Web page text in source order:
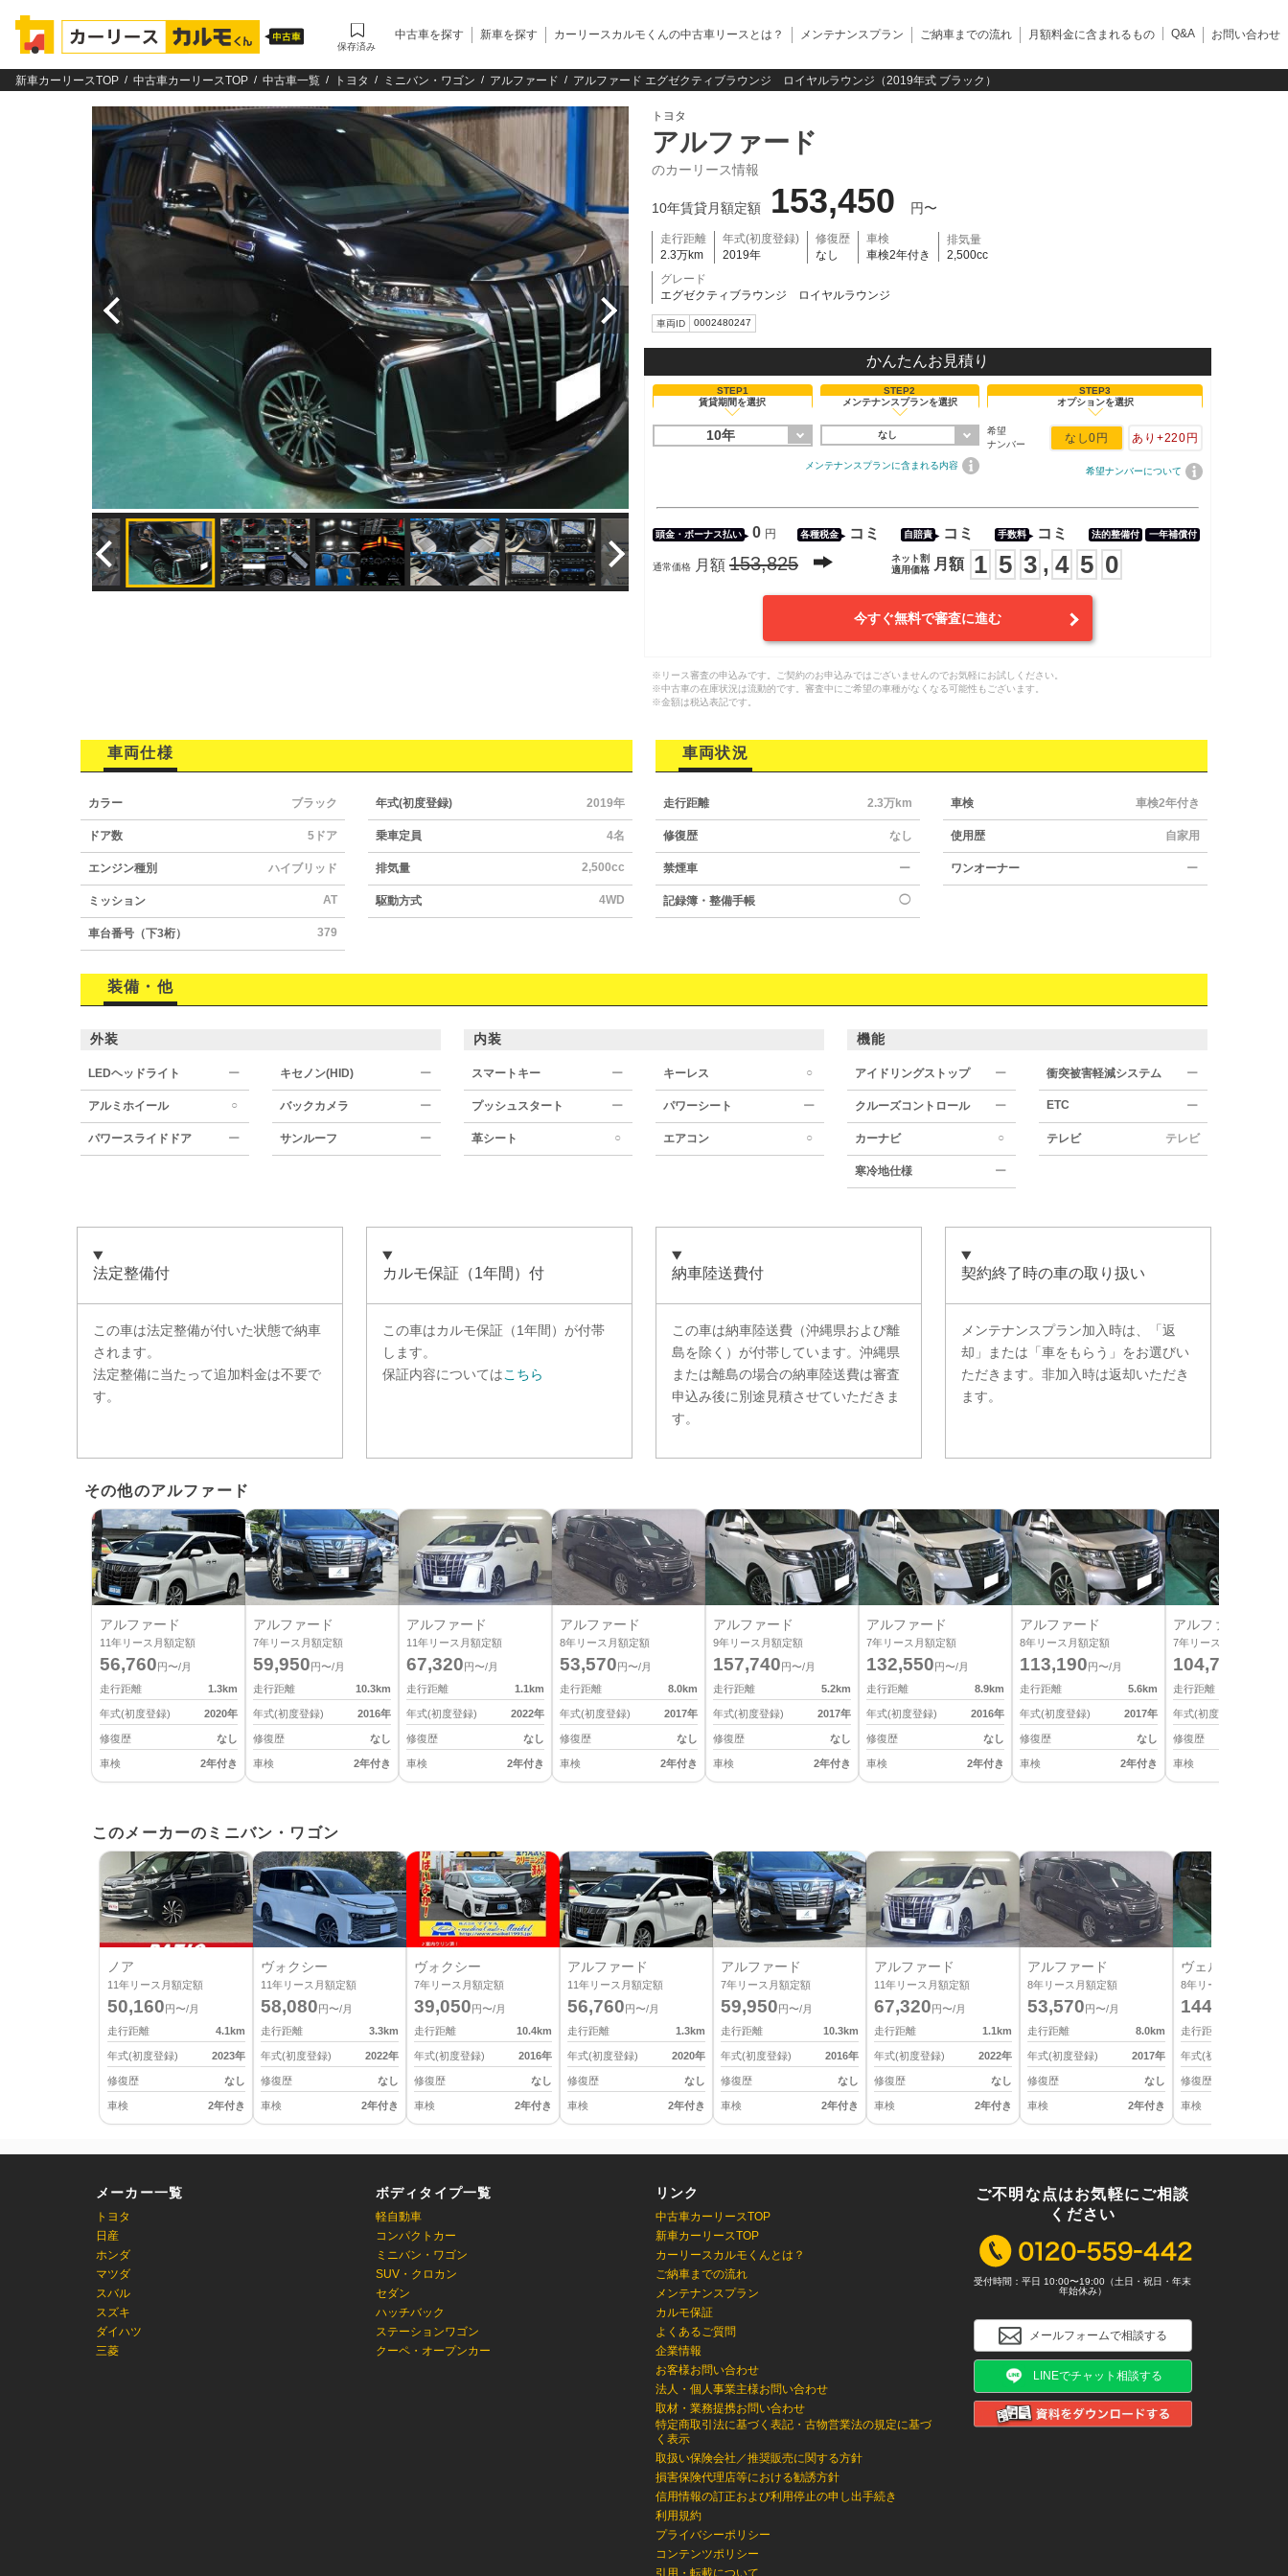
保存済み
中古車を探す 新車を探す カーリースカルモくんの中古車リースとは？ メンテナンスプラン ご納車までの流れ 月額料金に含まれるもの Q&A お問い合わせ
新車カーリースTOP 中古車カーリースTOP 中古車一覧 トヨタ ミニバン・ワゴン アルファード アルファード エグゼクティブラウンジ ロイヤルラウンジ（2019年式 ブラック）
トヨタ
アルファード
のカーリース情報
10年賃貸月額定額 153,450 円〜
走行距離
2.3万km
年式(初度登録)
2019年
修復歴
なし
車検
車検2年付き
排気量
2,500cc
グレード
エグゼクティブラウンジ ロイヤルラウンジ
車両ID 0002480247
かんたんお見積り
STEP1
賃貸期間を選択
10年
STEP2
メンテナンスプランを選択
なし
メンテナンスプランに含まれる内容
STEP3
オプションを選択
希望
ナンバー
なし0円 あり +220円
希望ナンバーについて
頭金・ボーナス払い 0 円 各種税金 コミ 自賠責 コミ 手数料 コミ 法的整備付 一年補償付
通常価格 月額 153,825
ネット割
適用価格
月額 1 5 3 , 4 5 0
今すぐ無料で審査に進む
※リース審査の申込みです。ご契約のお申込みではございませんのでお気軽にお試しください。
※中古車の在庫状況は流動的です。審査中にご希望の車種がなくなる可能性もございます。
※金額は税込表記です。
車両仕様
カラー ブラック 年式(初度登録) 2019年
ドア数 5ドア 乗車定員 4名
エンジン種別 ハイブリッド 排気量 2,500cc
ミッション AT 駆動方式 4WD
車台番号（下3桁） 379
車両状況
走行距離 2.3万km 車検 車検2年付き
修復歴 なし 使用歴 自家用
禁煙車 ー ワンオーナー ー
記録簿・整備手帳 ◯
装備・他
外装
LEDヘッドライト ー キセノン(HID) ー
アルミホイール ○ バックカメラ ー
パワースライドドア ー サンルーフ ー
内装
スマートキー ー キーレス ○
プッシュスタート ー パワーシート ー
革シート ○ エアコン ○
機能
アイドリングストップ ー 衝突被害軽減システム ー
クルーズコントロール ー ETC ー
カーナビ ○ テレビ テレビ
寒冷地仕様 ー
法定整備付
この車は法定整備が付いた状態で納車
されます。
法定整備に当たって追加料金は不要で
す。
カルモ保証（1年間）付
この車はカルモ保証（1年間） が付帯
します。
保証内容についてはこちら
納車陸送費付
この車は納車陸送費（沖縄県および離
島を除く）が付帯しています。沖縄県
または離島の場合の納車陸送費は審査
申込み後に別途見積させていただきま
す。
契約終了時の車の取り扱い
メンテナンスプラン加入時は、「返
却」または「車をもらう」をお選びい
ただきます。非加入時は返却いただき
ます。
その他のアルファード
アルファード
11年リース月額定額
56,760 円〜/月
走行距離
1.3km
年式(初度登録) 2020年
修復歴 なし
車検 2年付き
アルファード
7年リース月額定額
59,950 円〜/月
走行距離
10.3km
年式(初度登録) 2016年
修復歴 なし
車検 2年付き
アルファード
11年リース月額定額
67,320 円〜/月
走行距離
1.1km
年式(初度登録) 2022年
修復歴 なし
車検 2年付き
アルファード
8年リース月額定額
53,570 円〜/月
走行距離
8.0km
年式(初度登録) 2017年
修復歴 なし
車検 2年付き
アルファード
9年リース月額定額
157,740 円〜/月
走行距離
5.2km
年式(初度登録) 2017年
修復歴 なし
車検 2年付き
アルファード
7年リース月額定額
132,550 円〜/月
走行距離
8.9km
年式(初度登録) 2016年
修復歴 なし
車検 2年付き
アルファード
8年リース月額定額
113,190 円〜/月
走行距離
5.6km
年式(初度登録) 2017年
修復歴 なし
車検 2年付き
アルファード
7年リース月額定額
104,720
走行距離
年式(初度登録)
修復歴
車検
このメーカーのミニバン・ワゴン
ノア
11年リース月額定額
50,160 円〜/月
走行距離
4.1km
年式(初度登録) 2023年
修復歴 なし
車検 2年付き
ヴォクシー
11年リース月額定額
58,080 円〜/月
走行距離
3.3km
年式(初度登録) 2022年
修復歴 なし
車検 2年付き
ヴォクシー
7年リース月額定額
39,050 円〜/月
走行距離
10.4km
年式(初度登録) 2016年
修復歴 なし
車検 2年付き
アルファード
11年リース月額定額
56,760 円〜/月
走行距離
1.3km
年式(初度登録) 2020年
修復歴 なし
車検 2年付き
アルファード
7年リース月額定額
59,950 円〜/月
走行距離
10.3km
年式(初度登録) 2016年
修復歴 なし
車検 2年付き
アルファード
11年リース月額定額
67,320 円〜/月
走行距離
1.1km
年式(初度登録) 2022年
修復歴 なし
車検 2年付き
アルファード
8年リース月額定額
53,570 円〜/月
走行距離
8.0km
年式(初度登録) 2017年
修復歴 なし
車検 2年付き
ヴェルファイア
8年リース月額定額
144,430
走行距離
年式(初度登録)
修復歴
車検
メーカー一覧
トヨタ
日産
ホンダ
マツダ
スバル
スズキ
ダイハツ
三菱
ボディタイプ一覧
軽自動車
コンパクトカー
ミニバン・ワゴン
SUV・クロカン
セダン
ハッチバック
ステーションワゴン
クーペ・オープンカー
リンク
中古車カーリースTOP
新車カーリースTOP
カーリースカルモくんとは？
ご納車までの流れ
メンテナンスプラン
カルモ保証
よくあるご質問
企業情報
お客様お問い合わせ
法人・個人事業主様お問い合わせ
取材・業務提携お問い合わせ
特定商取引法に基づく表記・古物営業法の規定に基づ
く表示
取扱い保険会社／推奨販売に関する方針
損害保険代理店等における勧誘方針
信用情報の訂正および利用停止の申し出手続き
利用規約
プライバシーポリシー
コンテンツポリシー
ご不明な点はお気軽にご相談
ください
受付時間：平日 10:00〜19:00（土日・祝日・年末
年始休み）
メールフォームで相談する
LINEでチャット相談する